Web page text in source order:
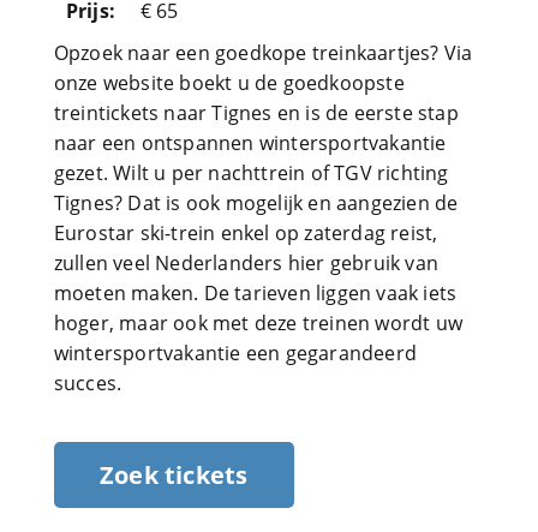
Prijs:
€ 65
Opzoek naar een goedkope treinkaartjes? Via
onze website boekt u de goedkoopste
treintickets naar Tignes en is de eerste stap
naar een ontspannen wintersportvakantie
gezet. Wilt u per nachttrein of TGV richting
Tignes? Dat is ook mogelijk en aangezien de
Eurostar ski-trein enkel op zaterdag reist,
zullen veel Nederlanders hier gebruik van
moeten maken. De tarieven liggen vaak iets
hoger, maar ook met deze treinen wordt uw
wintersportvakantie een gegarandeerd
succes.
Zoek tickets